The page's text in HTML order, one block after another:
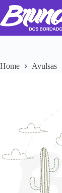
Home Avulsas